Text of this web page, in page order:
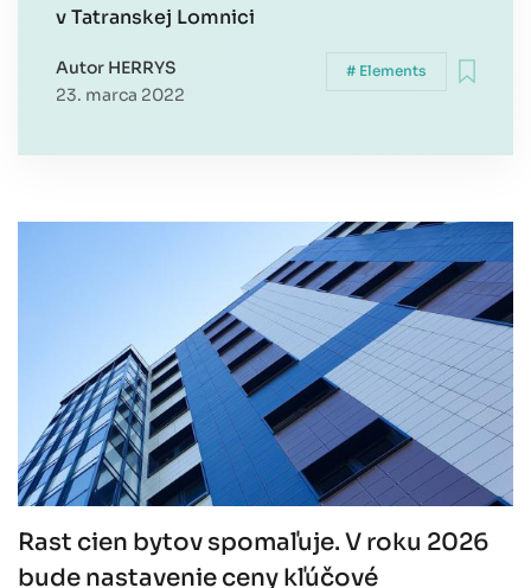
v Tatranskej Lomnici
Autor HERRYS
23. marca 2022
# Elements
Rast cien bytov spomaľuje. V roku 2026
bude nastavenie ceny kľúčové